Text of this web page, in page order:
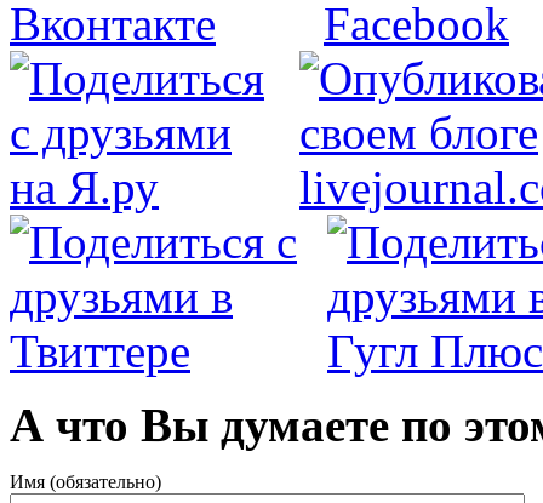
А что Вы думаете по
Имя (обязательно)